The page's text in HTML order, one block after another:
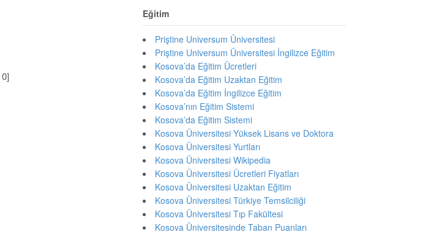
0]
Eğitim
Priştine Universum Üniversitesi
Priştine Universum Üniversitesi İngilizce Eğitim
Kosova’da Eğitim Ücretleri
Kosova’da Eğitim Uzaktan Eğitim
Kosova’da Eğitim İngilizce Eğitim
Kosova’nın Eğitim Sistemi
Kosova’da Eğitim Sistemi
Kosova Üniversitesi Yüksek Lisans ve Doktora
Kosova Üniversitesi Yurtları
Kosova Üniversitesi Wikipedia
Kosova Üniversitesi Ücretleri Fiyatları
Kosova Üniversitesi Uzaktan Eğitim
Kosova Üniversitesi Türkiye Temsilciliği
Kosova Üniversitesi Tıp Fakültesi
Kosova Üniversitesinde Taban Puanları